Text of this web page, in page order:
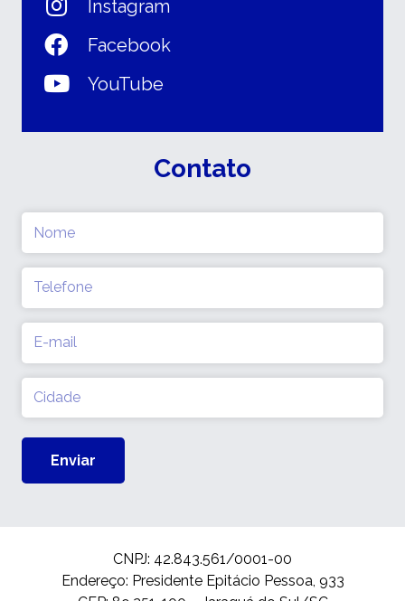
Instagram
Facebook
YouTube
Contato
Telefone
(obrigatório)
CNPJ: 42.843.561/0001-00
Endereço: Presidente Epitácio Pessoa, 933